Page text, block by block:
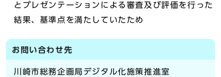
とプレゼンテーションによる審査及び評価を行った
結果、基準点を満たしていたため
お問い合わせ先
川崎市総務企画局デジタル化施策推進室